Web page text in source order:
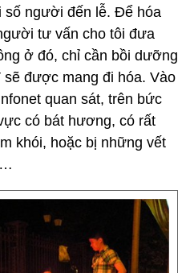
số người đến lễ. Để hóa
tư vấn cho tôi đưa
ở đó, chỉ cần bồi dưỡng
được mang đi hóa. Vào
quan sát, trên bức
có bát hương, có rất
khói, hoặc bị những vết